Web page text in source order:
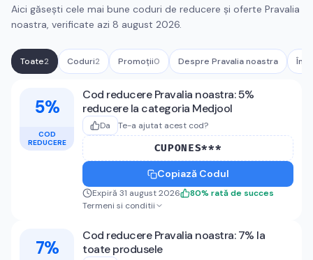
Aici găsești cele mai bune coduri de reducere și oferte Pravalia
noastra, verificate azi 8 august 2026.
Toate2 Coduri2 Promoții0 Despre Pravalia noastra
Cupoane activePravalia noastra
5%
COD
REDUCERE
Cod reducere Pravalia noastra: 5%
reducere la categoria Medjool
Da Te-a ajutat acest cod?
CUPONES***
Copiază Codul
Expiră 31 august 2026 80% rată de succes
Termeni si conditii
7%
Cod reducere Pravalia noastra: 7% la
toate produsele